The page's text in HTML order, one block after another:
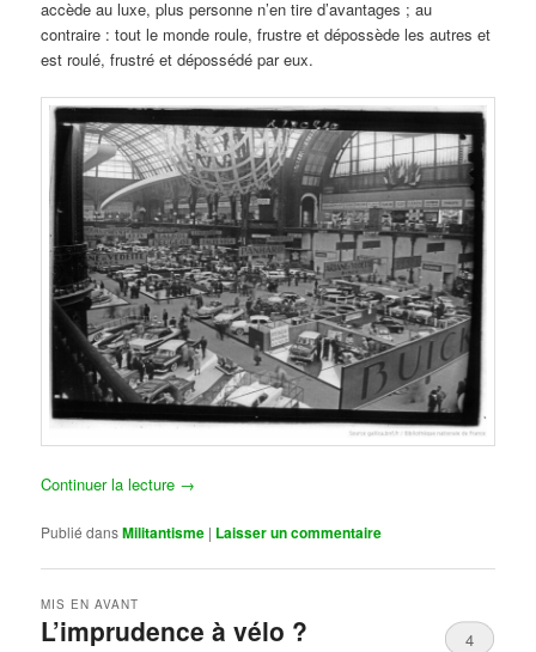
accède au luxe, plus personne n’en tire d’avantages ; au
contraire : tout le monde roule, frustre et dépossède les autres et
est roulé, frustré et dépossédé par eux.
Continuer la lecture →
Publié dansMilitantisme | Laisser un commentaire
L’imprudence à vélo ?
MIS EN AVANT
4